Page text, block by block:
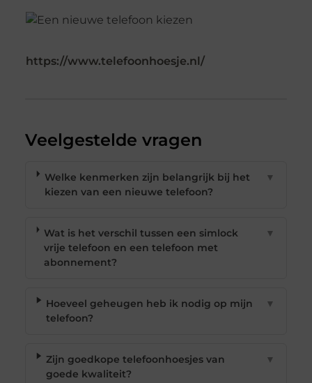
https://www.telefoonhoesje.nl/
Veelgestelde vragen
Welke kenmerken zijn belangrijk bij het
kiezen van een nieuwe telefoon?
▼
Wat is het verschil tussen een simlock
vrije telefoon en een telefoon met
abonnement?
▼
Hoeveel geheugen heb ik nodig op mijn
telefoon?
▼
Zijn goedkope telefoonhoesjes van
goede kwaliteit?
▼